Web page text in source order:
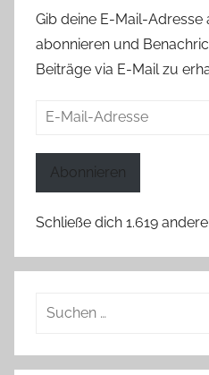
Gib deine E-Mail-Adresse
abonnieren und
Beiträge via E-Mail zu
E-
Abonnieren
Schließe dich 1.619
Suchen